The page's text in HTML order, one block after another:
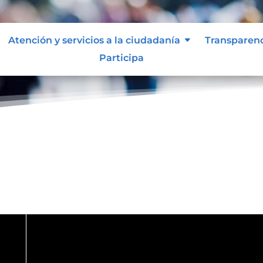
Atención y servicios a la ciudadanía
Participa